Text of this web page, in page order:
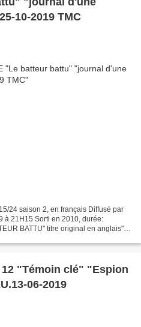
10-2019 TMC
24 saison 2, en français Diffusé par
à 21H15 Sorti en 2010, durée:
BATTU" titre original en anglais"
06-2019